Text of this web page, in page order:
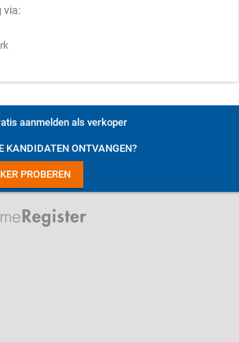
via:
aanmelden als verkoper
KANDIDATEN ONTVANGEN?
PROBEREN